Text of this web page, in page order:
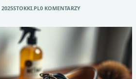
2025STOKKI.PL0 KOMENTARZY